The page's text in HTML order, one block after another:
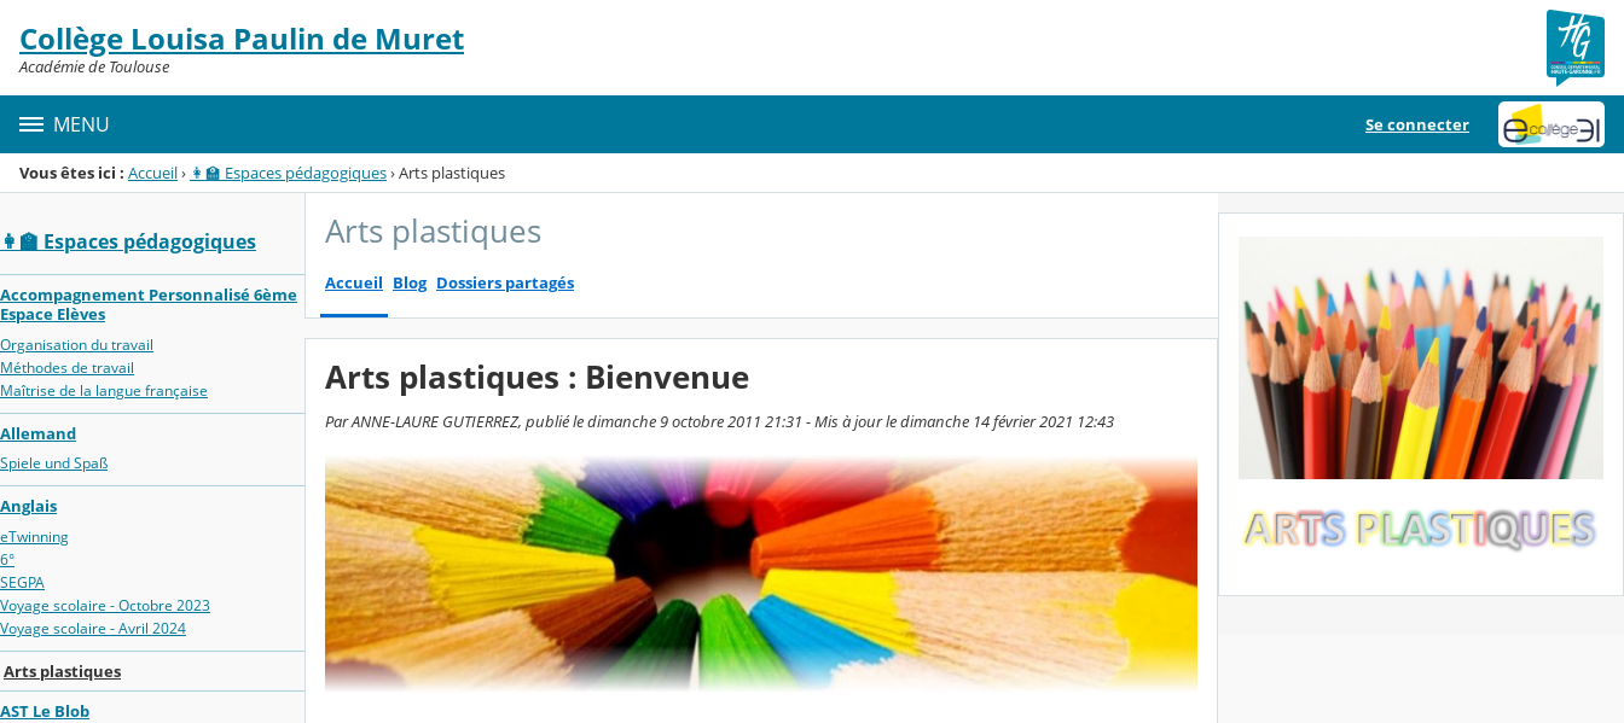
Menu de la rubrique
Contenu
Collège Louisa Paulin de Muret
Académie de Toulouse
MENU Se connecter
Vous êtes ici : Accueil› 👩‍🏫 Espaces pédagogiques›Arts plastiques
👩‍🏫 Espaces pédagogiques
Accompagnement Personnalisé 6ème
Espace Elèves
Organisation du travail
Méthodes de travail
Maîtrise de la langue française
Allemand
Spiele und Spaß
Anglais
eTwinning
6°
SEGPA
Voyage scolaire - Octobre 2023
Voyage scolaire - Avril 2024
Arts plastiques
AST Le Blob
Arts plastiques
Accueil Blog Dossiers partagés
Arts plastiques : Bienvenue
Par ANNE-LAURE GUTIERREZ, publié le dimanche 9 octobre 2011 21:31 - Mis à jour le dimanche 14 février 2021 12:43